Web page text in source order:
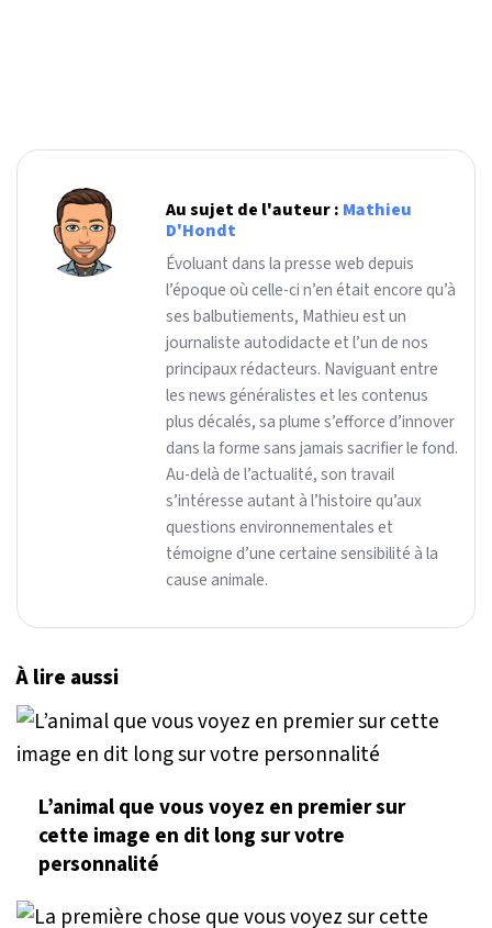
Au sujet de l'auteur : Mathieu
D'Hondt
Évoluant dans la presse web depuis
l’époque où celle-ci n’en était encore qu’à
ses balbutiements, Mathieu est un
journaliste autodidacte et l’un de nos
principaux rédacteurs. Naviguant entre
les news généralistes et les contenus
plus décalés, sa plume s’efforce d’innover
dans la forme sans jamais sacrifier le fond.
Au-delà de l’actualité, son travail
s’intéresse autant à l’histoire qu’aux
questions environnementales et
témoigne d’une certaine sensibilité à la
cause animale.
À lire aussi
L’animal que vous voyez en premier sur
cette image en dit long sur votre
personnalité